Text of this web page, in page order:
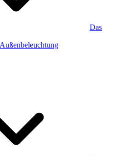
Das
Außenbeleuchtung